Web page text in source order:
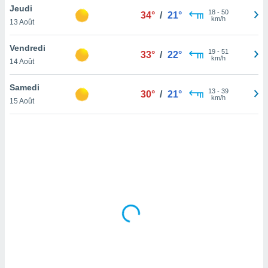
en
de
Jeudi
13 Août
34° / 21° 18- 50
km/h
Vendredi
14 Août
33° / 22° 19- 51
km/h
Samedi
15 Août
30° / 21° 13- 39
km/h